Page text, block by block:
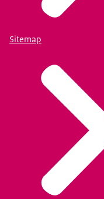
Sitemap